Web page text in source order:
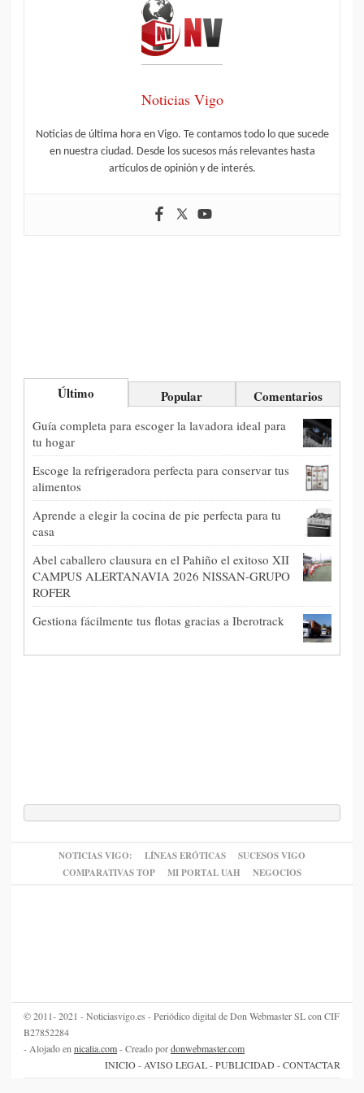
Noticias Vigo
Noticias de última hora en Vigo. Te contamos todo lo que sucede
en nuestra ciudad. Desde los sucesos más relevantes hasta
artículos de opinión y de interés.
Último Popular Comentarios
Guía completa para escoger la lavadora ideal para
tu hogar
Escoge la refrigeradora perfecta para conservar tus
alimentos
Aprende a elegir la cocina de pie perfecta para tu
casa
Abel caballero clausura en el Pahiño el exitoso XII
CAMPUS ALERTANAVIA 2026 NISSAN-GRUPO
ROFER
Gestiona fácilmente tus flotas gracias a Iberotrack
NOTICIAS VIGO: LÍNEAS ERÓTICAS
SUCESOS VIGO
COMPARATIVAS TOP
MI PORTAL UAH NEGOCIOS
© 2011- 2021 - Noticiasvigo.es - Periódico digital de Don Webmaster SL con CIF
B27852284
- Alojado en nicalia.com- Creado pordonwebmaster.com
INICIO- AVISO LEGAL-PUBLICIDAD -CONTACTAR